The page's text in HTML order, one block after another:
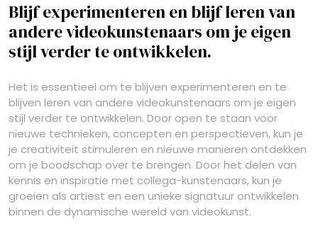
Blijf experimenteren en blijf leren van
andere videokunstenaars om je eigen
stijl verder te ontwikkelen.
Het is essentieel om te blijven experimenteren en te
blijven leren van andere videokunstenaars om je eigen
stijl verder te ontwikkelen. Door open te staan voor
nieuwe technieken, concepten en perspectieven, kun je
je creativiteit stimuleren en nieuwe manieren ontdekken
om je boodschap over te brengen. Door het delen van
kennis en inspiratie met collega-kunstenaars, kun je
groeien als artiest en een unieke signatuur ontwikkelen
binnen de dynamische wereld van videokunst.